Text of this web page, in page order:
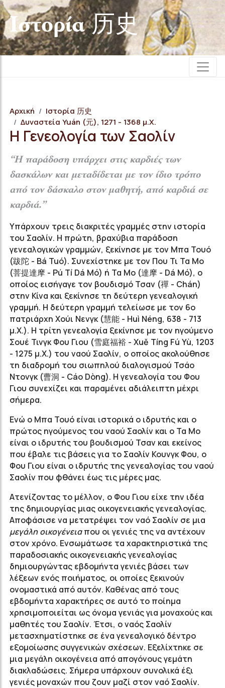
Iστορία 历史
Αρχική
Iστορία 历史
Δυναστεία Yuán (元), 1271 - 1368 μ.Χ.
Η Γενεολογία των Σαολίν
“Η παράδοση υπάρχει στις καρδιές των
δασκάλων και μεταδίδεται με τον ίδιο τρόπο
από τον δάσκαλο στον μαθητή, από καρδιά σε
καρδιά.”
Υπάρχουν τρεις διακριτές γραμμές στην ιστορία
του Σαολίν. Η πρώτη, βραχύβια παράδοση
γενεαλογικών γραμμών, ξεκίνησε με τον Μπα Τουό
(跋陀 - Bá Tuó). Συνεχίστηκε με τον Που Τι Τα Μο
(菩提達摩 - Pú Tí Dá Mó) ή Τα Μο (達摩 - Dá Mó), ο
οποίος εισήγαγε τον βουδισμό Τσαν (禪 - Chán)
στην Κίνα και ξεκίνησε τη δεύτερη γενεαλογική
γραμμή. Η δεύτερη γραμμή τελείωσε με τον 6ο
πατριάρχη Χούι Νενγκ (慧能 - Huì Néng, 638 - 713
μ.Χ.). Η τρίτη γενεαλογία ξεκίνησε με τον ηγούμενο
Σουέ Τινγκ Φου Γιου (雪庭福裕 - Xuě Tíng Fú Yù, 1203
- 1275 μ.Χ.) του ναού Σαολίν, ο οποίος ακολούθησε
τη διαδρομή του σιωπηλού διαλογισμού Τσάο
Ντονγκ (曹洞 - Cáo Dòng). Η γενεαλογία του Φου
Γιου συνεχίζει και παραμένει αδιάλειπτη μέχρι
σήμερα.
Ενώ ο Μπα Τουό είναι ιστορικά ο ιδρυτής και ο
πρώτος ηγούμενος του ναού Σαολίν και ο Τα Μο
είναι ο ιδρυτής του βουδισμού Τσαν και εκείνος
που έβαλε τις βάσεις για το Σαολίν Κουνγκ Φου, ο
Φου Γιου είναι ο ιδρυτής της γενεαλογίας του ναού
Σαολίν που φθάνει έως τις μέρες μας.
Ατενίζοντας το μέλλον, ο Φου Γιου είχε την ιδέα
της δημιουργίας μιας οικογενειακής γενεαλογίας.
Αποφάσισε να μετατρέψει τον ναό Σαολίν σε μια
μεγάλη οικογένειαπου οι γενιές της να αντέχουν
στον χρόνο. Ενσωμάτωσε τα χαρακτηριστικά της
παραδοσιακής οικογενειακής γενεαλογίας
δημιουργώντας εβδομήντα γενιές βάσει των
λέξεων ενός ποιήματος, οι οποίες ξεκινούν
ονομαστικά από αυτόν. Καθένας από τους
εβδομήντα χαρακτήρες σε αυτό το ποίημα
χρησιμοποιείται ως όνομα γενιάς για μοναχούς και
μαθητές του Σαολίν. Έτσι, ο ναός Σαολίν
μετασχηματίστηκε σε ένα γενεαλογικό δέντρο
εξομοίωσης συγγενικών σχέσεων. Εξελίχτηκε σε
μια μεγάλη οικογένεια από απογόνους γεμάτη
διακλαδώσεις. Σήμερα υπάρχουν συνολικά έξι
γενιές μοναχών που ζουν μαζί στον ναό Σαολίν.